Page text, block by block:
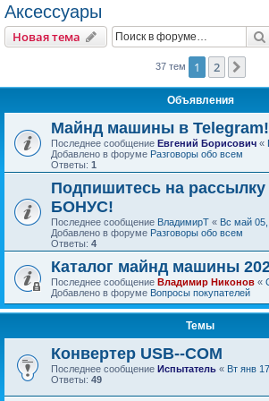
Аксессуары
Новая тема
37 тем 1 2
Объявления
Майнд машины в Telegram!
Последнее сообщение Евгений Борисович «
Добавлено в форуме Разговоры обо всем
Ответы: 1
Подпишитесь на рассылку
БОНУС!
Последнее сообщение ВладимирТ « Вс май
Добавлено в форуме Разговоры обо всем
Ответы: 4
Каталог майнд машины
Последнее сообщение Владимир Никонов «
Добавлено в форуме Вопросы покупателей
Темы
Конвертер USB--COM
Последнее сообщение Испытатель « Вт янв
Ответы: 49